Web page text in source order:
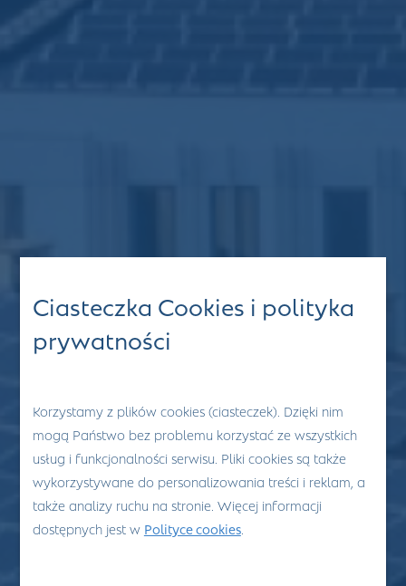
Ciasteczka Cookies i polityka
prywatności
Korzystamy z plików cookies (ciasteczek). Dzięki nim
mogą Państwo bez problemu korzystać ze wszystkich
usług i funkcjonalności serwisu. Pliki cookies są także
wykorzystywane do personalizowania treści i reklam, a
także analizy ruchu na stronie. Więcej informacji
dostępnych jest w Polityce cookies.